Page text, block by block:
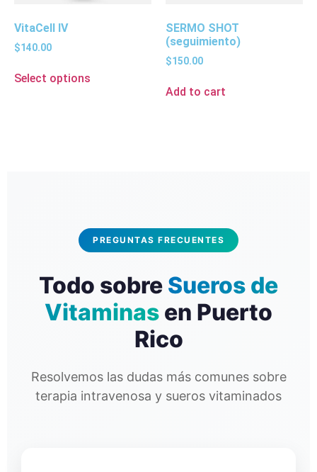
VitaCell IV
$140.00
Select options
SERMO SHOT
(seguimiento)
$150.00
Add to cart
PREGUNTAS FRECUENTES
Todo sobre Sueros de
Vitaminas en Puerto
Rico
Resolvemos las dudas más comunes sobre
terapia intravenosa y sueros vitaminados